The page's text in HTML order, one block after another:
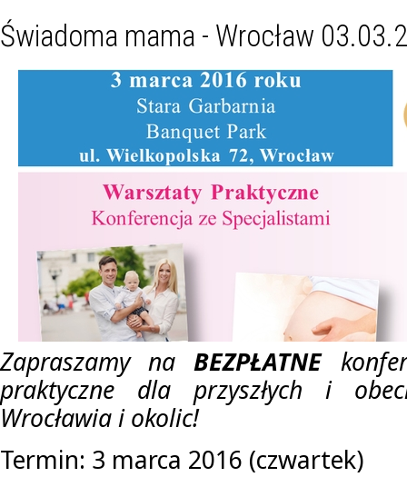
Świadoma mama - Wrocław
Zapraszamy naBEZPŁATNE
praktyczne dla przyszłych i
Wrocławia i okolic!
Termin: 3 marca 2016 (czwartek)